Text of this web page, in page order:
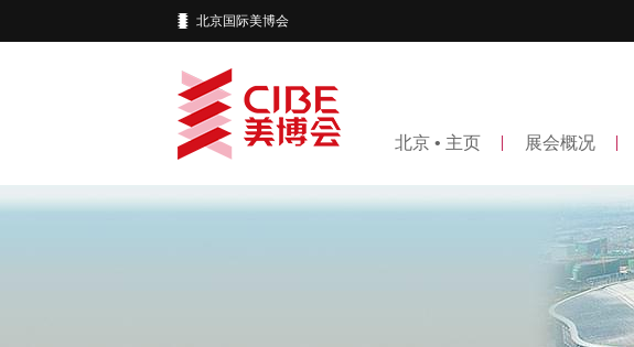
北京国际美博会
北京 • 主页 展会概况